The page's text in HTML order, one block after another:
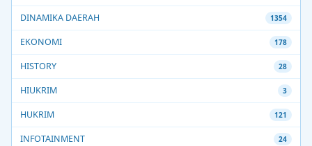
DINAMIKA DAERAH 1354
EKONOMI 178
HISTORY 28
HIUKRIM 3
HUKRIM 121
INFOTAINMENT 24